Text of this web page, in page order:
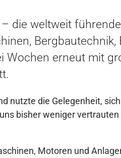
die weltweit
Bergbautechnik,
Wochen erneut mit
nutzte die Gelegenheit,
bisher weniger vertrauten
Motoren und